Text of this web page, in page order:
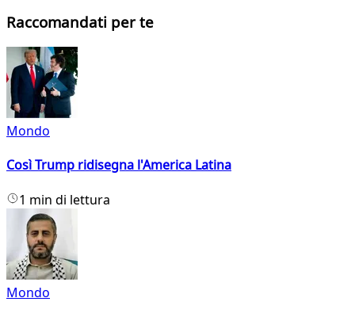
Raccomandati per te
Mondo
Così Trump ridisegna l'America Latina
1 min di lettura
Mondo